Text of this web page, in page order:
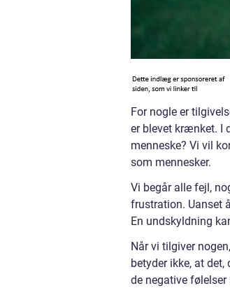
For nogle er
er blevet krænket. I
menneske? Vi vil
som mennesker.
Vi begår alle fejl,
frustration. Uanset
En undskyldning
Når vi tilgiver
betyder ikke, at
de negative